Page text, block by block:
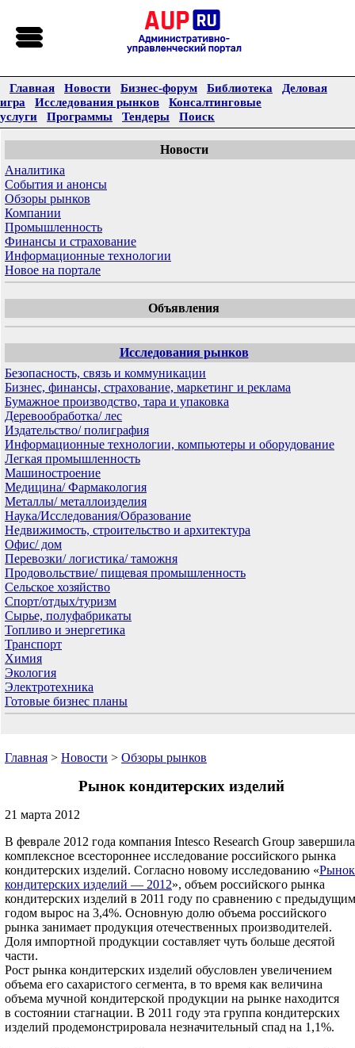
Главная Новости Бизнес-форум Библиотека
Деловая
игра
Исследования рынков
Консалтинговые
услуги
Программы Тендеры Поиск
Новости
Аналитика
События и анонсы
Обзоры рынков
Компании
Промышленность
Финансы и страхование
Информационные технологии
Новое на портале
Объявления
Исследования рынков
Безопасность, связь и коммуникации
Бизнес, финансы, страхование, маркетинг и реклама
Бумажное производство, тара и упаковка
Деревообработка/ лес
Издательство/ полиграфия
Информационные технологии, компьютеры и оборудование
Легкая промышленность
Машиностроение
Медицина/ Фармакология
Металлы/ металлоизделия
Наука/Исследования/Образование
Недвижимость, строительство и архитектура
Офис/ дом
Перевозки/ логистика/ таможня
Продовольствие/ пищевая промышленность
Сельское хозяйство
Спорт/отдых/туризм
Сырье, полуфабрикаты
Топливо и энергетика
Транспорт
Химия
Экология
Электротехника
Готовые бизнес планы
Главная > Новости > Обзоры рынков
Рынок кондитерских изделий
21 марта 2012
В феврале 2012 года компания Intesco Research Group завершила
комплексное всестороннее исследование российского рынка
кондитерских изделий. Согласно новому исследованию «Рынок
кондитерских изделий — 2012», объем российского рынка
кондитерских изделий в 2011 году по сравнению с предыдущим
годом вырос на 3,4%. Основную долю объема российского
рынка занимает продукция отечественных производителей.
Доля импортной продукции составляет чуть больше десятой
части.
Рост рынка кондитерских изделий обусловлен увеличением
объема его сахаристого сегмента, в то время как величина
объема мучной кондитерской продукции на рынке находится
в состоянии стагнации. В 2011 году эта группа кондитерских
изделий продемонстрировала незначительный спад на 1,1%.